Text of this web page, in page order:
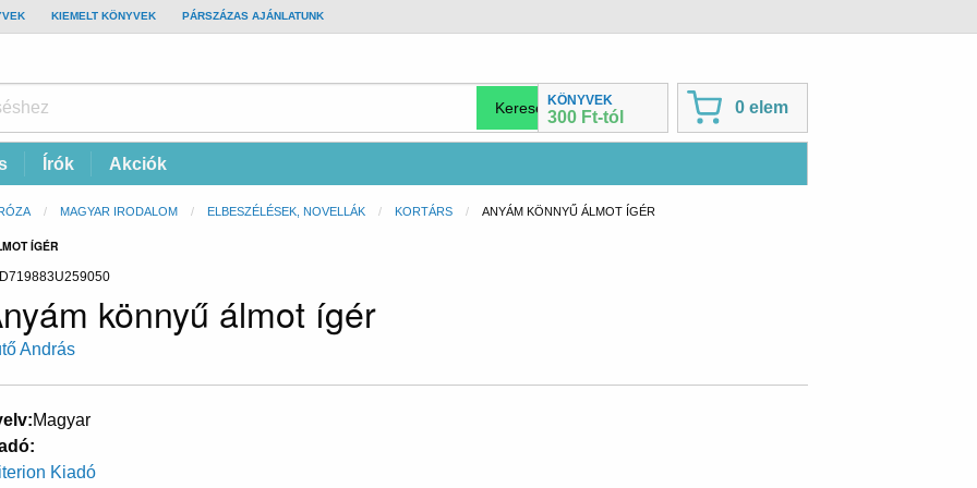
KIEMELT KÖNYVEK PÁRSZÁZAS AJÁNLATUNK
KÖNYVEK
300 Ft-tól
0 elem
Írók Akciók
MAGYAR IRODALOM ELBESZÉLÉSEK, NOVELLÁK KORTÁRS CURRENT:
ANYÁM KÖNNYŰ ÁLMOT ÍGÉR
ÍGÉR
könnyű álmot ígér
András
Magyar
Kiadó